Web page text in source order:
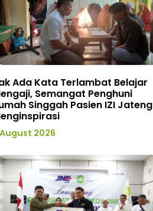
Ada Kata Terlambat Belajar
Semangat Penghuni
Singgah Pasien IZI Jateng
2026